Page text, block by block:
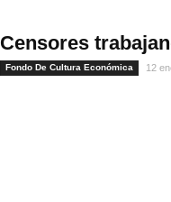
Censores
Fondo De Cultura Económica 12